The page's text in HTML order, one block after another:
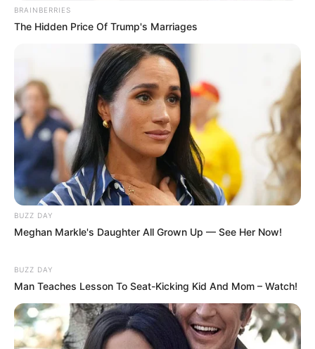
10 Pose Manekin Anti
Mainstream yang Konyol
Banget
8 Kata Lucu Seputar Malam
Minggu ala Jomblo yang Bikin
Ngenes
BRAINBERRIES
The Hidden Price Of Trump's Marriages
BUZZ DAY
Meghan Markle's Daughter All Grown Up — See Her Now!
BUZZ DAY
Man Teaches Lesson To Seat-Kicking Kid And Mom – Watch!